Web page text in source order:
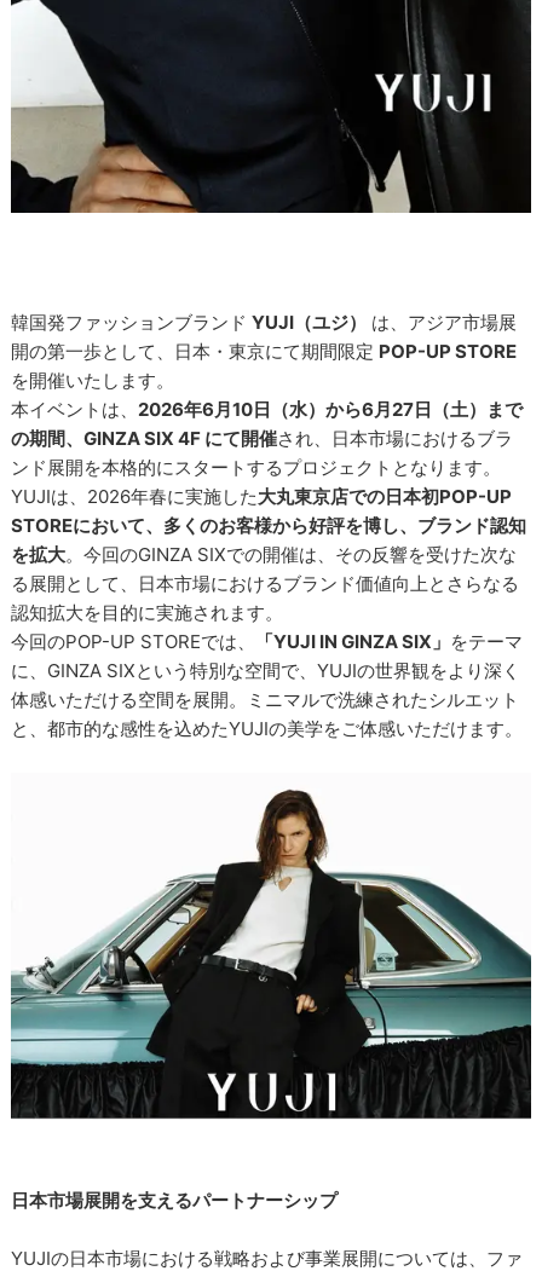
韓国発ファッションブランドYUJI（ユジ）
は、アジア市場展
開の第一歩として、日本・東京にて期間限定 POP-UP STORE
を開催いたします。
本イベントは、 2026年6月10日（水）から6月27日（土）まで
の期間、GINZA SIX 4F にて開催され、日本市場におけるブラ
ンド展開を本格的にスタートするプロジェクトとなります。
YUJIは、2026年春に実施した大丸東京店での日本初POP-UP
STOREにおいて、多くのお客様から好評を博し、ブランド認知
を拡大。今回のGINZA SIXでの開催は、その反響を受けた次な
る展開として、日本市場におけるブランド価値向上とさらなる
認知拡大を目的に実施されます。
今回のPOP-UP STOREでは、
「YUJI IN GINZA SIX」 をテーマ
に、GINZA SIXという特別な空間で、YUJIの世界観をより深く
体感いただける空間を展開。ミニマルで洗練されたシルエット
と、都市的な感性を込めたYUJIの美学をご体感いただけます。
日本市場展開を支えるパートナーシップ
YUJIの日本市場における戦略および事業展開については、ファ